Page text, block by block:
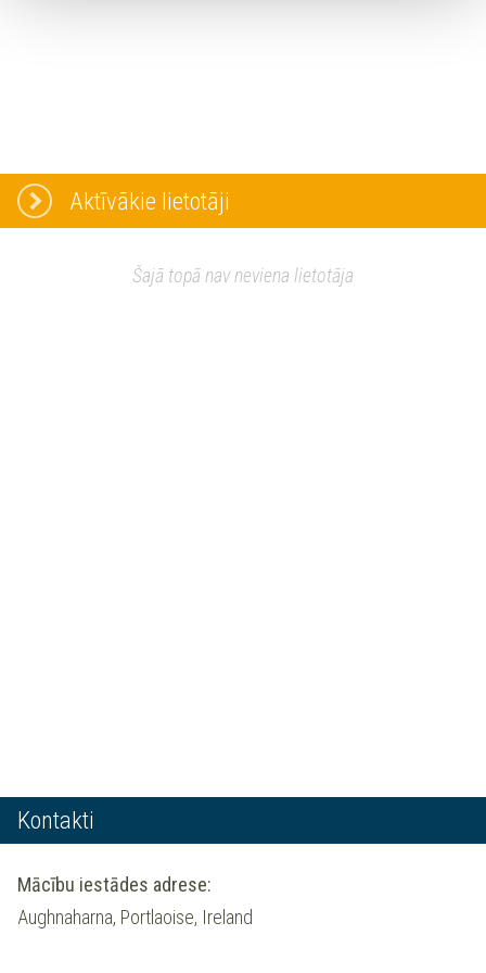
Aktīvākie lietotāji
Šajā topā nav neviena lietotāja
Kontakti
Mācību iestādes adrese:
Aughnaharna, Portlaoise, Ireland